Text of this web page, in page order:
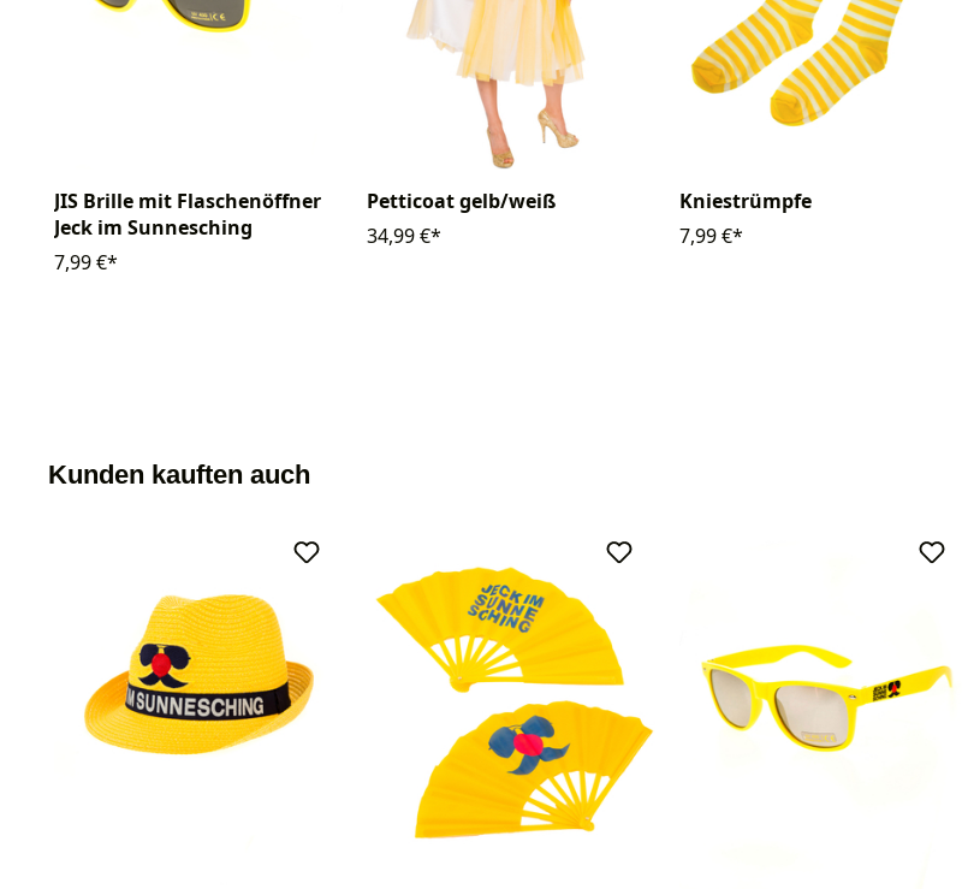
JIS Brille mit Flaschenöffner
Jeck im Sunnesching
7,99 €*
Petticoat gelb/weiß
34,99 €*
Kniestrümpfe
7,99 €*
Kunden kauften auch